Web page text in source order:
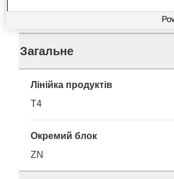
Загальне
Лінійка продуктів
T4
Окремий блок
ZN